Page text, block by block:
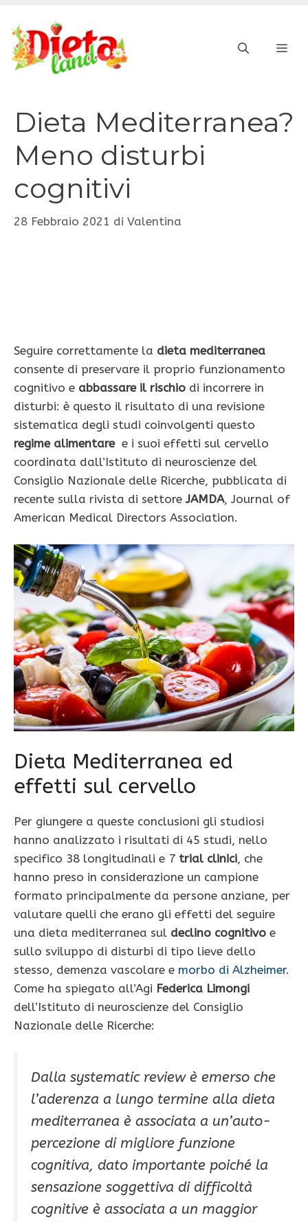
contenuto
Dieta Mediterranea?
Meno disturbi
cognitivi
28 Febbraio 2021 di Valentina
Seguire correttamente la dieta mediterranea
consente di preservare il proprio funzionamento
cognitivo e abbassare il rischio di incorrere in
disturbi: è questo il risultato di una revisione
sistematica degli studi coinvolgenti questo
regime alimentaree i suoi effetti sul cervello
coordinata dall’Istituto di neuroscienze del
Consiglio Nazionale delle Ricerche, pubblicata di
recente sulla rivista di settoreJAMDA, Journal of
American Medical Directors Association.
Dieta Mediterranea ed
effetti sul cervello
Per giungere a queste conclusioni gli studiosi
hanno analizzato i risultati di 45 studi, nello
specifico 38 longitudinali e 7 trial clinici, che
hanno preso in considerazione un campione
formato principalmente da persone anziane, per
valutare quelli che erano gli effetti del seguire
una dieta mediterranea sul declino cognitivo e
sullo sviluppo di disturbi di tipo lieve dello
stesso, demenza vascolare e morbo di Alzheimer.
Come ha spiegato all’Agi Federica Limongi
dell’Istituto di neuroscienze del Consiglio
Nazionale delle Ricerche:
Dalla systematic review è emerso che
l’aderenza a lungo termine alla dieta
mediterranea è associata a un’auto-
percezione di migliore funzione
cognitiva, dato importante poiché la
sensazione soggettiva di difficoltà
cognitive è associata a un maggior